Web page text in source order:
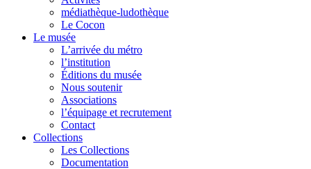
médiathèque-ludothèque
Le Cocon
Le musée
L’arrivée du métro
l’institution
Éditions du musée
Nous soutenir
Associations
l’équipage et recrutement
Contact
Collections
Les Collections
Documentation